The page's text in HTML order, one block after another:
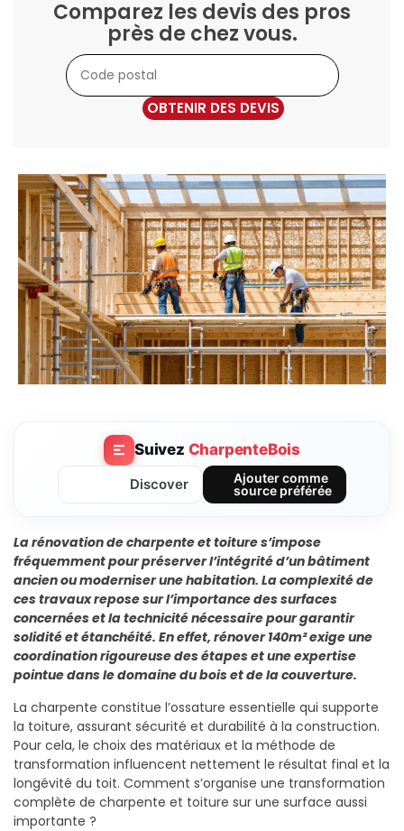
Comparez les devis des pros
près de chez vous.
OBTENIR DES DEVIS
Suivez CharpenteBois
Discover
Ajouter comme
source préférée
La rénovation de charpente et toiture s’impose
fréquemment pour préserver l’intégrité d’un bâtiment
ancien ou moderniser une habitation. La complexité de
ces travaux repose sur l’importance des surfaces
concernées et la technicité nécessaire pour garantir
solidité et étanchéité. En effet, rénover 140m² exige une
coordination rigoureuse des étapes et une expertise
pointue dans le domaine du bois et de la couverture.
La charpente constitue l’ossature essentielle qui supporte
la toiture, assurant sécurité et durabilité à la construction.
Pour cela, le choix des matériaux et la méthode de
transformation influencent nettement le résultat final et la
longévité du toit. Comment s’organise une transformation
complète de charpente et toiture sur une surface aussi
importante ?